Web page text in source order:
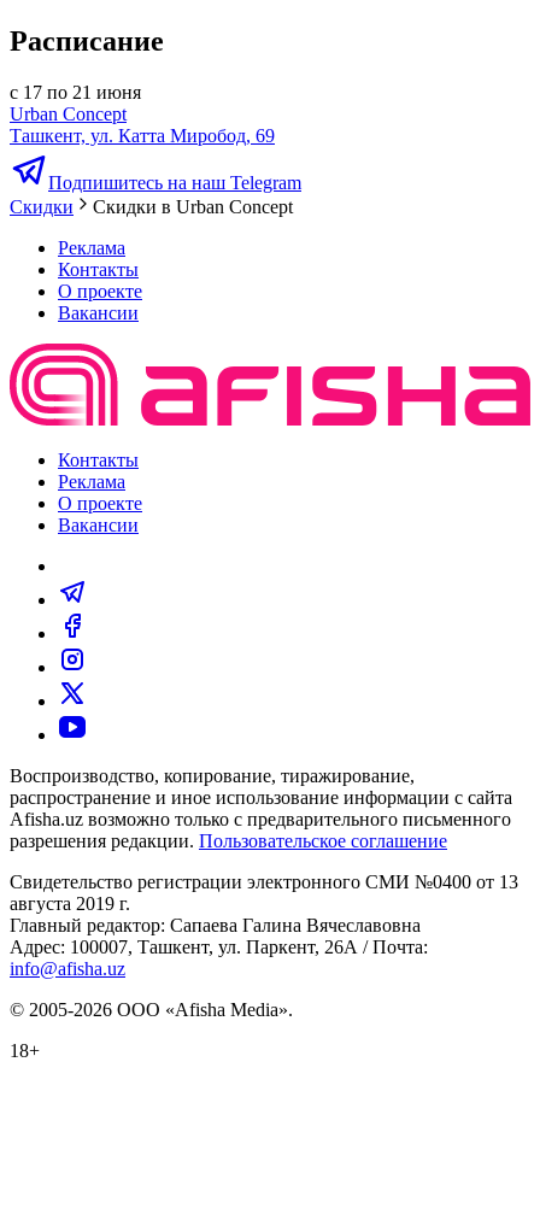
Расписание
с 17 по 21 июня
Urban Concept
Ташкент, ул. Катта Миробод, 69
Подпишитесь на наш Telegram
Скидки
Cкидки в Urban Concept
Реклама
Контакты
О проекте
Вакансии
Контакты
Реклама
О проекте
Вакансии
Воспроизводство, копирование, тиражирование,
распространение и иное использование информации с сайта
Afisha.uz возможно только с предварительного письменного
разрешения редакции. Пользовательское соглашение
Свидетельство регистрации электронного СМИ №0400 от 13
августа 2019 г.
Главный редактор: Сапаева Галина Вячеславовна
Адрес: 100007, Ташкент, ул. Паркент, 26А / Почта:
info@afisha.uz
© 2005-2026 ООО «Afisha Media».
18+